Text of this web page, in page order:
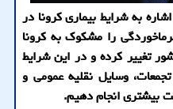
به شرایط بیماری کرونا در
را مشکوک به کرونا
تغییر کرده و در این شرایط
وسایل نقلیه عمومی و
بیشتری انجام دهیم.